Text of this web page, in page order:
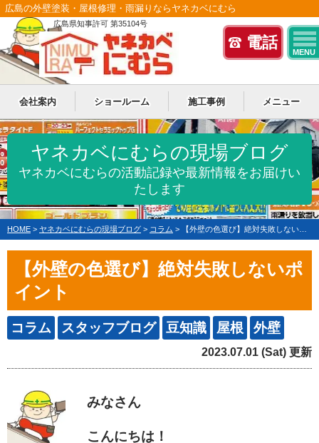
電話
MENU
広島の外壁塗装・屋根修理・雨漏りならヤネカベにむら
広島県知事許可 第35104号
会社案内 ショールーム 施工事例 メニュー
ヤネカベにむらの現場ブログ
ヤネカベにむらの活動記録や最新情報をお届けい
たします
HOME > ヤネカベにむらの現場ブログ > コラム > 【外壁の色選び】絶対失敗しないポイント
【外壁の色選び】絶対失敗しないポ
イント
コラム スタッフブログ 豆知識 屋根 外壁
2023.07.01 (Sat) 更新
みなさん
こんにちは！